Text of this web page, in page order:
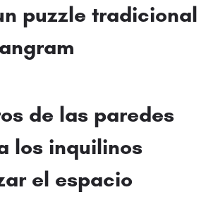
puzzle tradicional
de las paredes
los inquilinos
el espacio